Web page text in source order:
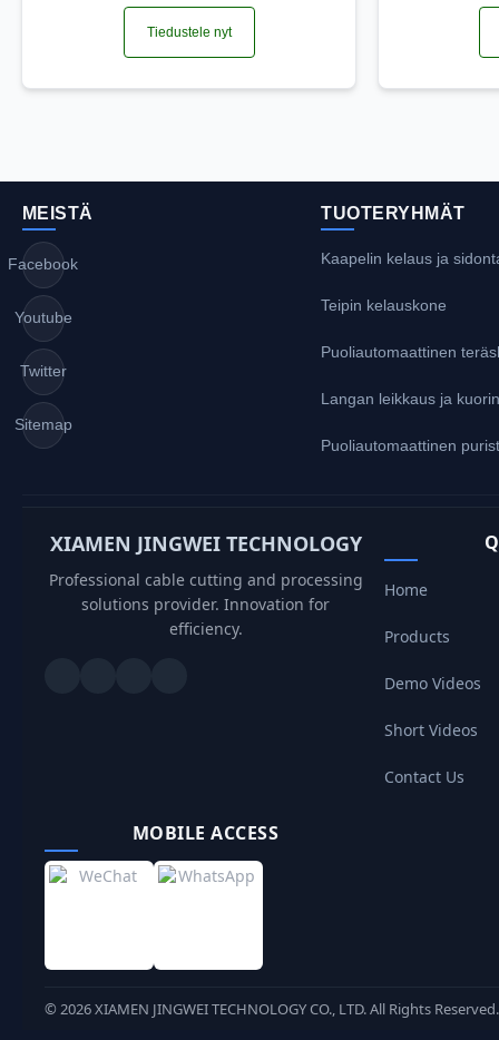
Tiedustele nyt
MEISTÄ
Facebook
Youtube
Twitter
Sitemap
TUOTERYHMÄT
Kaapelin kelaus ja
Teipin kelauskone
Puoliautomaattinen
Langan leikkaus ja
Puoliautomaattinen
XIAMEN JINGWEI TECHNOLOGY
Professional cable cutting and processing
solutions provider. Innovation for
efficiency.
Home
Products
Demo Videos
Short Videos
Contact Us
MOBILE ACCESS
© 2026XIAMEN JINGWEI TECHNOLOGY CO., LTD. All Rights Reserved.